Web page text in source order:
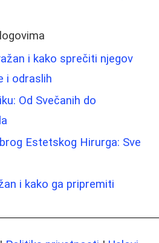
i kako sprečiti njegov
i odraslih
Od Svečanih do
Estetskog Hirurga: Sve
i kako ga pripremiti